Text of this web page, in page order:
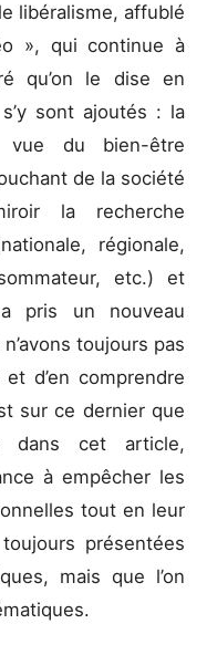
libéralisme, affublé
», qui continue à
qu’on le dise en
sont ajoutés : la
vue du bien-être
de la société
la recherche
régionale,
etc.) et
pris un nouveau
toujours pas
d’en comprendre
sur ce dernier que
dans cet article,
à empêcher les
tout en leur
présentées
mais que l’on